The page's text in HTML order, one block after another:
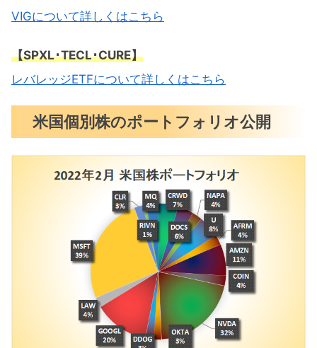
VIGについて詳しくはこちら
【SPXL･TECL･CURE】
レバレッジETFについて詳しくはこちら
米国個別株のポートフォリオ公開